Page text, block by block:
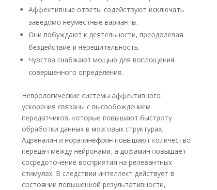
Аффективные ответы содействуют исключать
заведомо неуместные варианты.
Они побуждают к деятельности, преодолевая
бездействие и нерешительность.
Чувства снабжают мощью для воплощения
совершенного определения.
Неврологические системы аффективного
ускорения связаны с высвобождением
передатчиков, которые повышают быстроту
обработки данных в мозговых структурах.
Адреналин и норэпинефрин повышают количество
передач между нейронами, а дофамин повышает
сосредоточение восприятия на релевантных
стимулах. В следствии интеллект действует в
состоянии повышенной результативности,